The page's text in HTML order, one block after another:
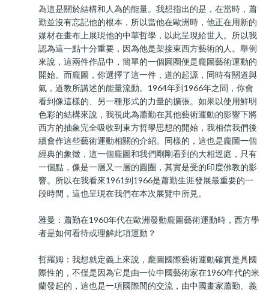
為這是關於結構和人為的能量。我想指出的是，在當時，蕭
勤並沒有忘記他的根本，所以當他在歐洲時，他正在用新的
媒材在畫布上展現他的中華哲學，以此呈現給世人。所以我
認為這一點十分重要，因為他是架接東西方藝術的人。舉例
來說，這兩件作品中，簡單的一個圓圈便是龐圖藝術運動的
開始。而龐圖，你選擇了這一件，道的起源，同時有關道與
氣，道教所講述的能量流動。1964年到1966年之間，你會
看到像這樣的、另一種形式的力量的擴張。如果以使用鮮明
色彩的結構來說，我視此為蕭勤在其他藝術運動的影響下將
西方的抽象完全吸收到東方哲學思想的開始，我相信我們後
續會作這些藝術運動相關的介紹。同樣的，這也是龐圖一個
經典的象徵，這一個龐圖和我們剛剛看到的大相逕庭，只有
一個點，像是一層又一層的圓圈，其實是受的印度佛教的影
響。所以在我看來1961到1966是蕭勤生涯發展最重要的一
段時間，這也呈現在我們在本次展覽中所見。
雅曼：蕭勤在1960年代在歐洲發動龐圖藝術運動時，西方學
者是如何看待或理解此項運動？
哲羅姆：我想就定義上來說，龐圖國際藝術運動確實是具國
際性的，不僅是因為它是由一位中國藝術家在1960年代的米
蘭發起的，這也是一項國際間的交流，由中國畫家蕭勤、義